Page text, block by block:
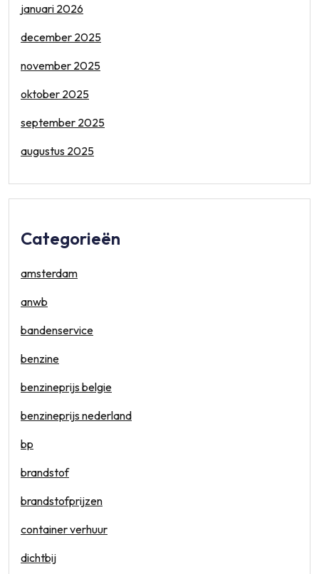
januari 2026
december 2025
november 2025
oktober 2025
september 2025
augustus 2025
Categorieën
amsterdam
anwb
bandenservice
benzine
benzineprijs belgie
benzineprijs nederland
bp
brandstof
brandstofprijzen
container verhuur
dichtbij